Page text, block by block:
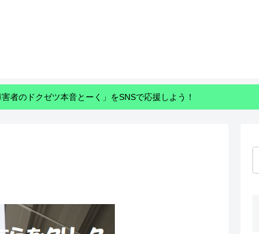
害者のドクゼツ本音とーく」をSNSで応援しよう！